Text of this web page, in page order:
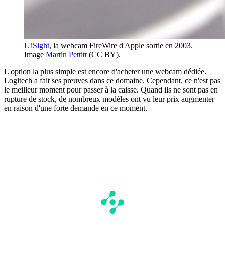
L'iSight, la webcam FireWire d'Apple sortie en 2003.
Image Martin Pettitt (CC BY).
L'option la plus simple est encore d'acheter une webcam dédiée.
Logitech a fait ses preuves dans ce domaine. Cependant, ce n'est pas
le meilleur moment pour passer à la caisse. Quand ils ne sont pas en
rupture de stock, de nombreux modèles ont vu leur prix augmenter
en raison d'une forte demande en ce moment.